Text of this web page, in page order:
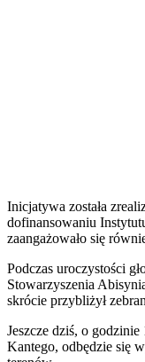
Inicjatywa została
dofinansowaniu
zaangażowało się
Podczas uroczystości
Stowarzyszenia
skrócie przybliżył
Jeszcze dziś, o
Kantego, odbędzie się